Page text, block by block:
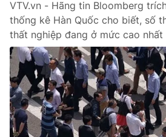
Liên hệ tòa soạn
THỜI BÁO VTV
Theo dõi báo trên
VTV.vn - Hãng tin Bloomberg
thống kê Hàn Quốc cho biết, số
thất nghiệp đang ở mức cao nhất